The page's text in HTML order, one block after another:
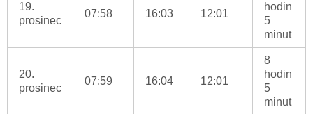
19.
prosinec
07:58 16:03 12:01
hodin
5
minut
20.
prosinec
07:59 16:04 12:01
8
hodin
5
minut